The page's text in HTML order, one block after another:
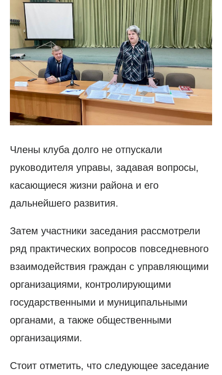
Члены клуба долго не отпускали
руководителя управы, задавая вопросы,
касающиеся жизни района и его
дальнейшего развития.
Затем участники заседания рассмотрели
ряд практических вопросов повседневного
взаимодействия граждан с управляющими
организациями, контролирующими
государственными и муниципальными
органами, а также общественными
организациями.
Стоит отметить, что следующее заседание